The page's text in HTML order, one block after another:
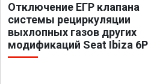
Отключение ЕГР клапана
системы рециркуляции
выхлопных газов других
модификаций Seat Ibiza 6P